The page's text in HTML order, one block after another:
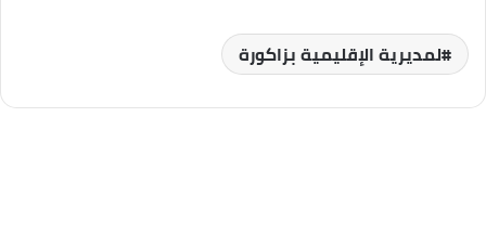
لمديرية الإقليمية بزاكورة